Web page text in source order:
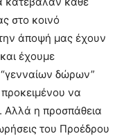
στο κοινό
άποψή μας έχουν
έχουμε
δώρων”
να
Αλλά η προσπάθεια
του Προέδρου